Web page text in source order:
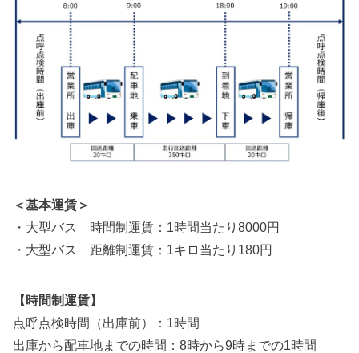
＜基本運賃＞
・大型バス 時間制運賃：1時間当たり8000円
・大型バス 距離制運賃：1キロ当たり180円
【時間制運賃】
点呼点検時間（出庫前）：1時間
出庫から配車地までの時間：8時から9時までの1時間